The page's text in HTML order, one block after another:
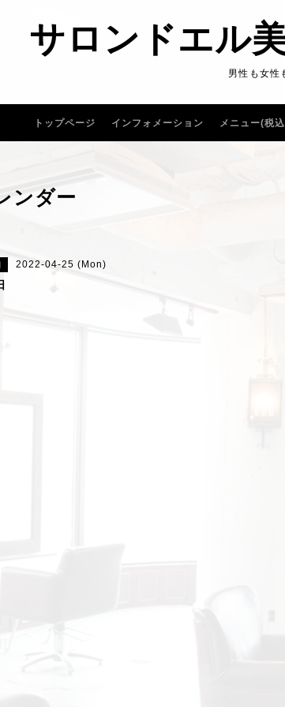
サロンドエル
男性も女性
トップページ インフォメーション メニュー(税
ンダー
2022-04-25 (Mon)